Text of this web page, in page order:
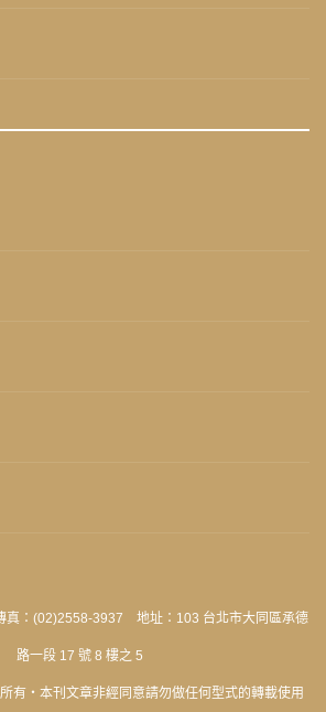
：(02)2558-3937 地址：103 台北市大同區承德
路一段 17 號 8 樓之 5
有‧本刊文章非經同意請勿做任何型式的轉載使用